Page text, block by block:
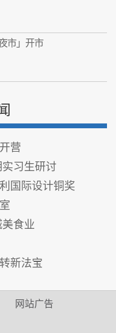
市」开市
营
习生研讨
国际设计铜奖
食业
新法宝
网站广告